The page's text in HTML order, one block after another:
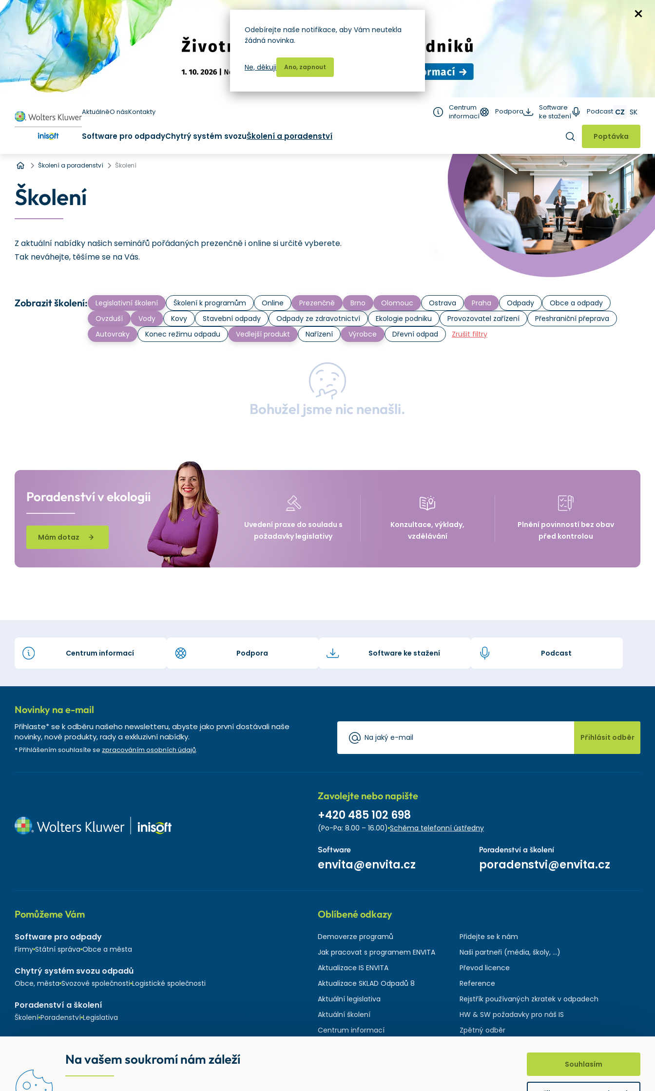
AktuálněO násKontakty
Centrum
informací
Podpora
Software
ke stažení
Podcast CZ SK
Software pro odpadyChytrý systém svozuŠkolení a poradenství Hledat
Poptávka
Úvod
Školení a poradenství Školení
Školení
Z aktuální nabídky našich seminářů pořádaných prezenčně i online si určitě vyberete.
Tak neváhejte, těšíme se na Vás.
Zobrazit školení: Legislativní školení Školení k programům Online Prezenčně Brno Olomouc Ostrava Praha Odpady
Obce a odpady
Ovzduší
Vody Kovy Stavební odpady Odpady ze zdravotnictví Ekologie podniku Provozovatel zařízení
Přeshraniční přeprava
Autovraky
Konec režimu odpadu Vedlejší produkt Nařízení Výrobce Dřevní odpad Zrušit filtry
Bohužel jsme nic nenašli.
Poradenství v ekologii
Mám dotaz
Uvedení praxe do souladu s
požadavky legislativy
Konzultace, výklady,
vzdělávání
Plnění povinností bez obav
před kontrolou
Centrum informací Podpora Software ke stažení Podcast
Novinky na e-mail
Přihlaste* se k odběru našeho newsletteru, abyste jako první dostávali naše
novinky, nové produkty, rady a exkluzivní nabídky.
* Přihlášením souhlasíte se zpracováním osobních údajů.
Přihlásit odběr
Zavolejte nebo napište
+420 485 102 698
(Po-Pa: 8.00 – 16.00) Schéma telefonní ústředny
Software
envita@envita.cz
Poradenství a školení
poradenstvi@envita.cz
Pomůžeme Vám
Software pro odpady
Firmy Státní správa Obce a města
Chytrý systém svozu odpadů
Obce, města Svozové společnosti Logistické společnosti
Poradenství a školení
Školení Poradenství Legislativa
Oblíbené odkazy
Demoverze programů
Jak pracovat s programem ENVITA
Aktualizace IS ENVITA
Aktualizace SKLAD Odpadů 8
Aktuální legislativa
Aktuální školení
Centrum informací
Přidejte se k nám
Naši partneři (média, školy, ...)
Převod licence
Reference
Rejstřík používaných zkratek v odpadech
HW & SW požadavky pro náš IS
Zpětný odběr
Odebírejte naše notifikace, aby Vám neutekla
žádná novinka.
Ano, zapnout
Ne, děkuji
Na vašem soukromí nám záleží Souhlasím